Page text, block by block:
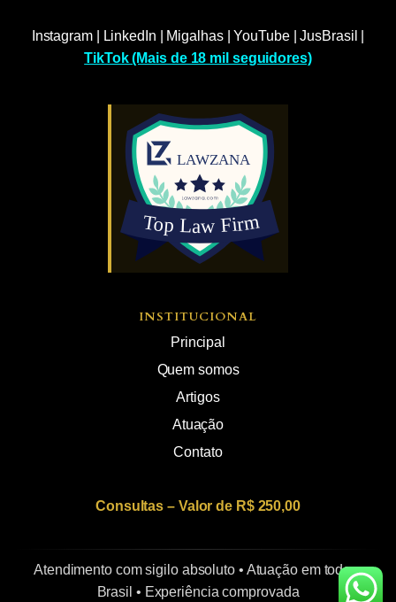
Instagram| LinkedIn Migalhas|YouTube|JusBrasil
TikTok (Mais de 18 mil seguidores)
INSTITUCIONAL
Principal
Quem somos
Artigos
Atuação
Contato
Consultas – Valor de R$ 250,00
Atendimento com sigilo absoluto • Atuação em todo o
Brasil • Experiência comprovada